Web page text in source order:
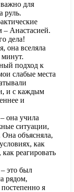
для
руль.
– Анастасией.
дела!
она вселяла
подход к
слабые места
и с каждым
и
она учила
ситуации,
объясняла,
как
реагировать
это был
рядом,
я